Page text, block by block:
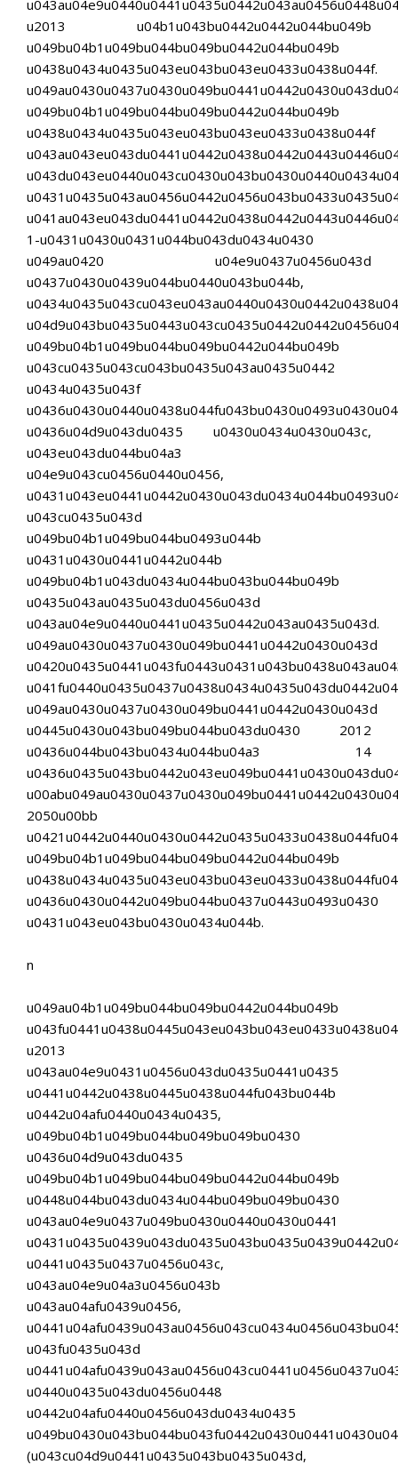
u2013 u04b1u043bu0442u0442u044bu049b
u049bu04b1u049bu044bu049bu0442u044bu049b
u0438u0434u0435u043eu043bu043eu0433u0438u044f.
u049bu04b1u049bu044bu049bu0442u044bu049b
u0438u0434u0435u043eu043bu043eu0433u0438u044f
1-u0431u0430u0431u044bu043du0434u0430
u049au0420 u04e9u0437u0456u043d
u0437u0430u0439u044bu0440u043bu044b,
u049bu04b1u049bu044bu049bu0442u044bu049b
u043cu0435u043cu043bu0435u043au0435u0442
u0434u0435u043f
u0436u04d9u043du0435 u0430u0434u0430u043c,
u043eu043du044bu04a3
u04e9u043cu0456u0440u0456,
u043cu0435u043d
u049bu04b1u049bu044bu0493u044b
u0431u0430u0441u0442u044b
u049bu04b1u043du0434u044bu043bu044bu049b
u0435u043au0435u043du0456u043d
u043au04e9u0440u0441u0435u0442u043au0435u043d.
u049au0430u0437u0430u049bu0441u0442u0430u043d
u049au0430u0437u0430u049bu0441u0442u0430u043d
u0445u0430u043bu049bu044bu043du0430 2012
u0436u044bu043bu0434u044bu04a3 14
2050u00bb
u049bu04b1u049bu044bu049bu0442u044bu049b
u0436u0430u0442u049bu044bu0437u0443u0493u0430
u0431u043eu043bu0430u0434u044b.
n
u049au04b1u049bu044bu049bu0442u044bu049b
u2013
u043au04e9u0431u0456u043du0435u0441u0435
u0441u0442u0438u0445u0438u044fu043bu044b
u0442u04afu0440u0434u0435,
u049bu04b1u049bu044bu049bu049bu0430
u0436u04d9u043du0435
u049bu04b1u049bu044bu049bu0442u044bu049b
u0448u044bu043du0434u044bu049bu049bu0430
u043au04e9u0437u049bu0430u0440u0430u0441
u0441u0435u0437u0456u043c,
u043au04e9u04a3u0456u043b
u043au04afu0439u0456,
u043fu0435u043d
u0440u0435u043du0456u0448
u0442u04afu0440u0456u043du0434u0435
(u043cu04d9u0441u0435u043bu0435u043d,